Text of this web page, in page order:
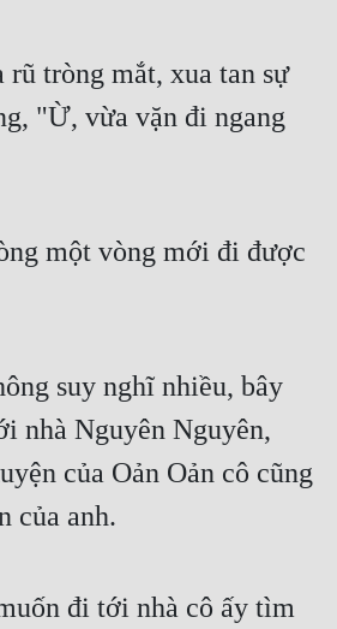
rũ tròng mắt, xua tan sự
"Ừ, vừa vặn đi ngang
một vòng mới đi được
suy nghĩ nhiều, bây
nhà Nguyên Nguyên,
của Oản Oản cô cũng
của anh.
đi tới nhà cô ấy tìm